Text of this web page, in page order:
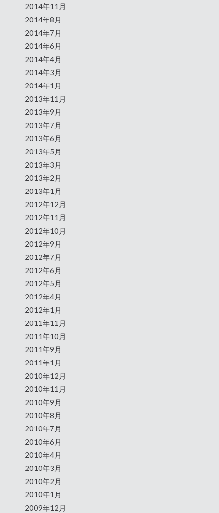
2014年11月
2014年8月
2014年7月
2014年6月
2014年4月
2014年3月
2014年1月
2013年11月
2013年9月
2013年7月
2013年6月
2013年5月
2013年3月
2013年2月
2013年1月
2012年12月
2012年11月
2012年10月
2012年9月
2012年7月
2012年6月
2012年5月
2012年4月
2012年1月
2011年11月
2011年10月
2011年9月
2011年1月
2010年12月
2010年11月
2010年9月
2010年8月
2010年7月
2010年6月
2010年4月
2010年3月
2010年2月
2010年1月
2009年12月